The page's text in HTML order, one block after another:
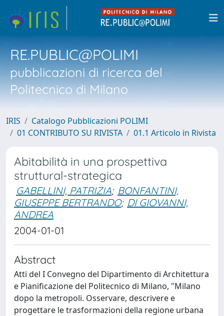
RE.PUBLIC@POLIMI
pubblicazioni di ricerca del
Politecnico di Milano
IRIS
Catalogo Pubblicazioni POLIMI
01 CONTRIBUTO SU RIVISTA
01.1 Articolo in Rivista
Abitabilità in una prospettiva
struttural-strategica
GABELLINI, PATRIZIA; BONFANTINI,
GIUSEPPE BERTRANDO; DI GIOVANNI,
ANDREA
2004-01-01
Abstract
Atti del I Convegno del Dipartimento di Architettura
e Pianificazione del Politecnico di Milano, "Milano
dopo la metropoli. Osservare, descrivere e
progettare le trasformazioni della regione urbana